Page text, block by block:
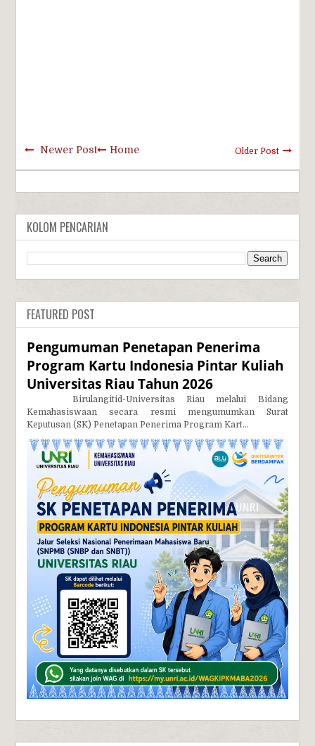
Newer Post Older Post
Home
KOLOM PENCARIAN
FEATURED POST
Pengumuman Penetapan Penerima
Program Kartu Indonesia Pintar Kuliah
Universitas Riau Tahun 2026
Birulangitid-Universitas Riau melalui Bidang
Kemahasiswaan secara resmi mengumumkan Surat
Keputusan (SK) Penetapan Penerima Program Kart...